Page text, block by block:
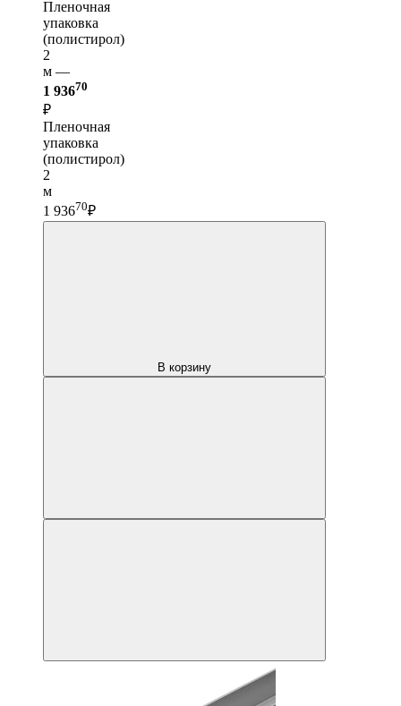
Пленочная
упаковка
(полистирол)
2
м —
1 93670
₽
Пленочная
упаковка
(полистирол)
2
м
1 93670₽
В корзину